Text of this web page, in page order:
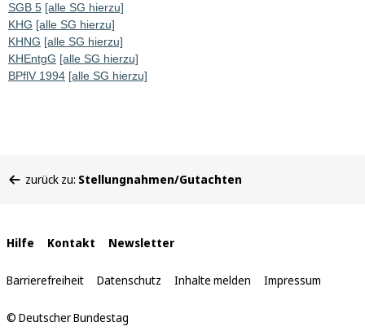
SGB 5 [alle SG hierzu]
KHG [alle SG hierzu]
KHNG [alle SG hierzu]
KHEntgG [alle SG hierzu]
BPflV 1994 [alle SG hierzu]
befinden
zurück zu: Stellungnahmen/Gutachten
Interne
Links
Hilfe Kontakt Newsletter
Barrierefreiheit Datenschutz Inhalte melden Impressum
© Deutscher Bundestag